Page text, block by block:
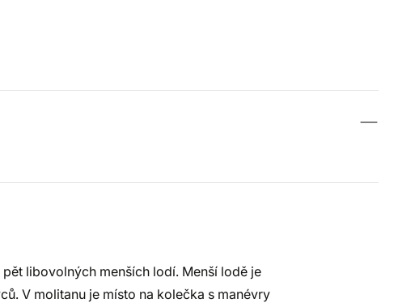
libovolných menších lodí. Menší lodě je
V molitanu je místo na kolečka s manévry